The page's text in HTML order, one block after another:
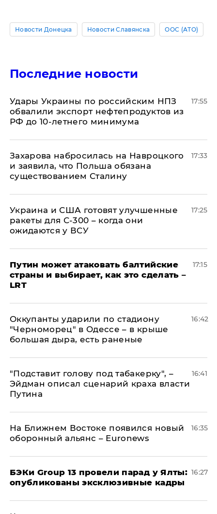
Новости Донецка Новости Славянска ООС (АТО)
Последние новости
Удары Украины по российским НПЗ
обвалили экспорт нефтепродуктов из
РФ до 10-летнего минимума
17:55
​Захарова набросилась на Навроцкого
и заявила, что Польша обязана
существованием Сталину
17:33
Украина и США готовят улучшенные
ракеты для С-300 – когда они
ожидаются у ВСУ
17:25
Путин может атаковать балтийские
страны и выбирает, как это сделать –
LRT
17:15
Оккупанты ударили по стадиону
"Черноморец" в Одессе – в крыше
большая дыра, есть раненые
16:42
​"Подставит голову под табакерку", –
Эйдман описал сценарий краха власти
Путина
16:41
На Ближнем Востоке появился новый
оборонный альянс – Euronews
16:35
​БЭКи Group 13 провели парад у Ялты:
опубликованы эксклюзивные кадры
16:27